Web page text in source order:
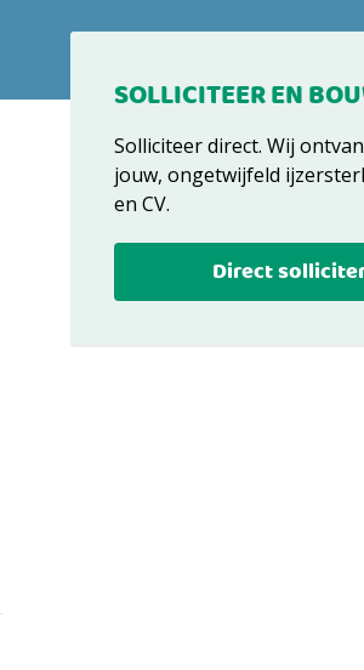
SOLLICITEER EN
Solliciteer direct. Wij
jouw, ongetwijfeld
en CV.
Direct